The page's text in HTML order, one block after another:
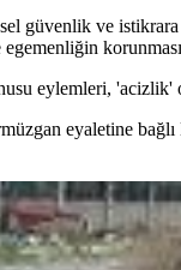
güvenlik ve
eylemleri, 'acizlik'
eyaletine